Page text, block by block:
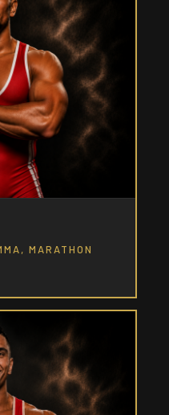
MARATHON